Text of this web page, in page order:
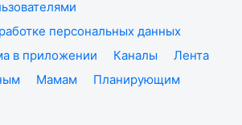
персональных данных
в приложении Каналы
Лента
Мамам
Планирующим